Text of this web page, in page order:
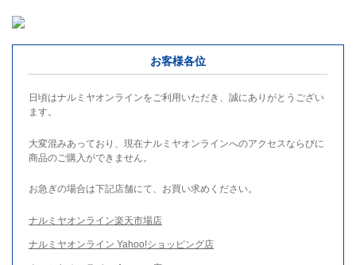
お客様各位
日頃はナルミヤオンラインをご利用いただき、誠にありがとうござい
ます。
大変混みあっており、現在ナルミヤオンラインへのアクセスならびに
商品のご購入ができません。
お急ぎの場合は下記店舗にて、お買い求めください。
ナルミヤオンライン楽天市場店
ナルミヤオンライン Yahoo!ショッピング店